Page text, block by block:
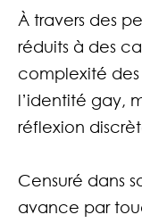
À travers des
réduits à des
complexité des
l’identité gay,
réflexion
Censuré dans
avance par